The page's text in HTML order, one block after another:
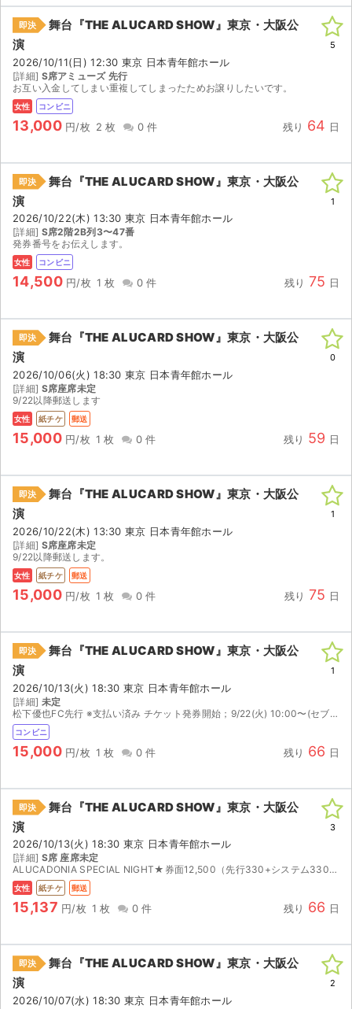
即決
舞台『THE ALUCARD SHOW』東京・大阪公
演
2026/10/11(日) 12:30 東京 日本青年館ホール
[詳細] S席アミューズ 先行
お互い入金してしまい重複してしまったためお譲りしたいです。
女性 コンビニ
13,000 円/枚 2 枚 0 件 残り 64 日
5
即決
舞台『THE ALUCARD SHOW』東京・大阪公
演
2026/10/22(木) 13:30 東京 日本青年館ホール
[詳細] S席2階2B列3〜47番
発券番号をお伝えします。
女性 コンビニ
14,500 円/枚 1 枚 0 件 残り 75 日
1
即決
舞台『THE ALUCARD SHOW』東京・大阪公
演
2026/10/06(火) 18:30 東京 日本青年館ホール
[詳細] S席座席未定
9/22以降郵送します
女性 紙チケ 郵送
15,000 円/枚 1 枚 0 件 残り 59 日
0
即決
舞台『THE ALUCARD SHOW』東京・大阪公
演
2026/10/22(木) 13:30 東京 日本青年館ホール
[詳細] S席座席未定
9/22以降郵送します。
女性 紙チケ 郵送
15,000 円/枚 1 枚 0 件 残り 75 日
1
即決
舞台『THE ALUCARD SHOW』東京・大阪公
演
2026/10/13(火) 18:30 東京 日本青年館ホール
[詳細] 未定
松下優也FC先行 ※支払い済み チケット発券開始；9/22(火) 10:00〜(セブンイレブン発券) 発券番号確認後、お伝えいたします。
コンビニ
15,000 円/枚 1 枚 0 件 残り 66 日
1
即決
舞台『THE ALUCARD SHOW』東京・大阪公
演
2026/10/13(火) 18:30 東京 日本青年館ホール
[詳細] S席 座席未定
ALUCADONIA SPECIAL NIGHT★券面12,500（先行330+システム330+発券165+送料600+払出380+チケジャム5.5％含）／公演中止により払い戻しとなった際はチケ...
女性 紙チケ 郵送
15,137 円/枚 1 枚 0 件 残り 66 日
3
即決
舞台『THE ALUCARD SHOW』東京・大阪公
演
2026/10/07(水) 18:30 東京 日本青年館ホール
2